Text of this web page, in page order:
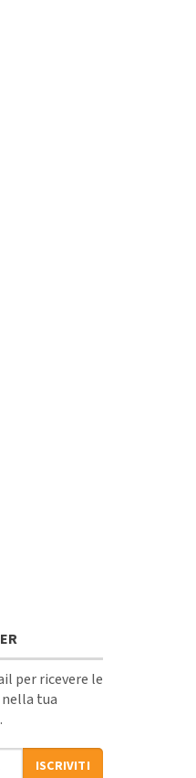
per ricevere le
tua
ISCRIVITI